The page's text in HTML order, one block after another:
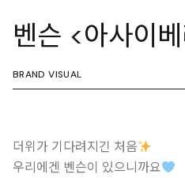
벤슨 <아사이
BRAND VISUAL
더위가 기다려지긴 처음
우리에겐 벤슨이 있으니까요